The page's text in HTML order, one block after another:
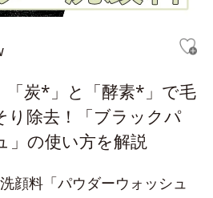
「炭*」と「酵素*」で毛
り除去！「ブラックパ
」の使い方を解説
顔料「パウダーウォッシュ